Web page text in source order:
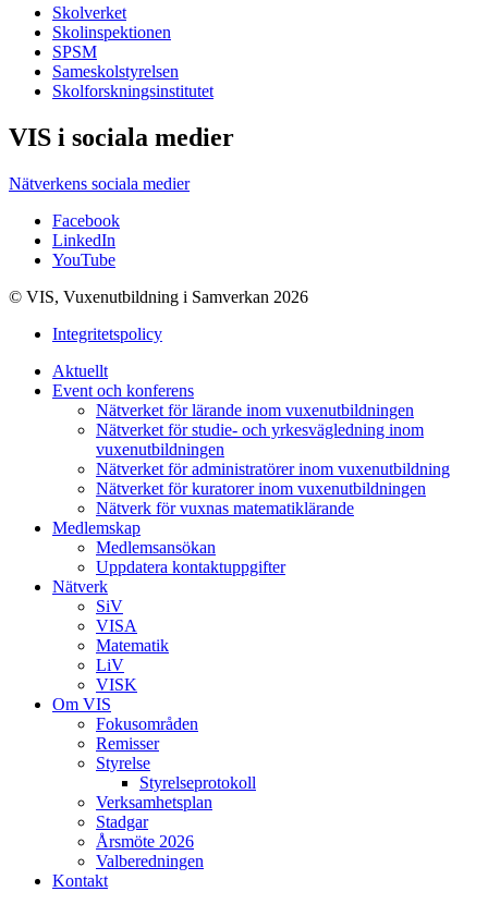
Skolverket
Skolinspektionen
SPSM
Sameskolstyrelsen
Skolforskningsinstitutet
VIS i sociala medier
Nätverkens sociala medier
Facebook
LinkedIn
YouTube
© VIS, Vuxenutbildning i Samverkan 2026
Integritetspolicy
Aktuellt
Event och konferens
Nätverket för lärande inom vuxenutbildningen
Nätverket för studie- och yrkesvägledning inom
vuxenutbildningen
Nätverket för administratörer inom vuxenutbildning
Nätverket för kuratorer inom vuxenutbildningen
Nätverk för vuxnas matematiklärande
Medlemskap
Medlemsansökan
Uppdatera kontaktuppgifter
Nätverk
SiV
VISA
Matematik
LiV
VISK
Om VIS
Fokusområden
Remisser
Styrelse
Styrelseprotokoll
Verksamhetsplan
Stadgar
Årsmöte 2026
Valberedningen
Kontakt